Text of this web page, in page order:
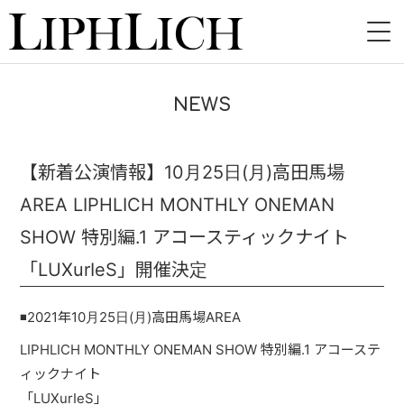
LIVE
INSTORE
BAND
VIDEO
BLOG
NEWS
【新着公演情報】10月25日(月)高田馬場
AREA LIPHLICH MONTHLY ONEMAN
SHOW 特別編.1 アコースティックナイト
「LUXurIeS」開催決定
◾️2021年10月25日(月)高田馬場AREA
LIPHLICH MONTHLY ONEMAN SHOW 特別編.1 アコーステ
ィックナイト
「LUXurIeS」